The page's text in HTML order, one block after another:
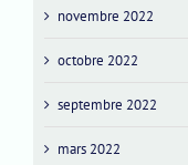
novembre 2022
octobre 2022
septembre 2022
mars 2022